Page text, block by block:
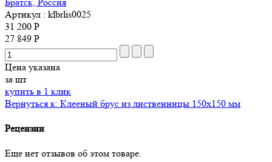
Артикул : klbrlis0025
31 200 Р
27 849 Р
Цена указана
за шт
купить в 1 клик
Вернуться к: Клееный брус из лиственницы 150х150 мм
Рецензии
Еще нет отзывов об этом товаре.